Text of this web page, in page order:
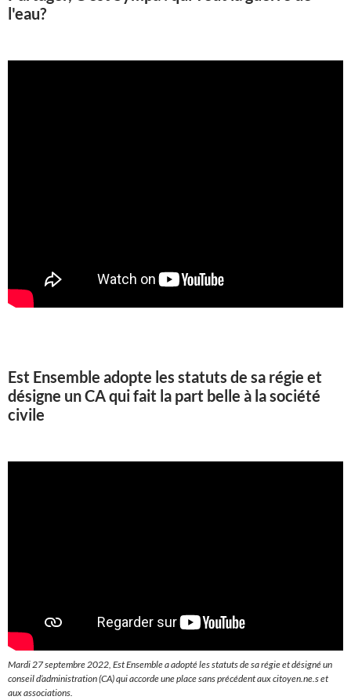
l'eau?
Est Ensemble adopte les statuts de sa régie et
désigne un CA qui fait la part belle à la société
civile
Mardi 27 septembre 2022, Est Ensemble a adopté les statuts de sa régie et désigné un
conseil d’administration (CA) qui accorde une place sans précédent aux citoyen.ne.s et
aux associations.